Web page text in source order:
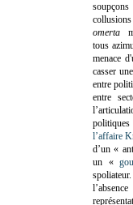
omerta
tous
menace
casser
entre
entre
l’affaire
d’un «
un «